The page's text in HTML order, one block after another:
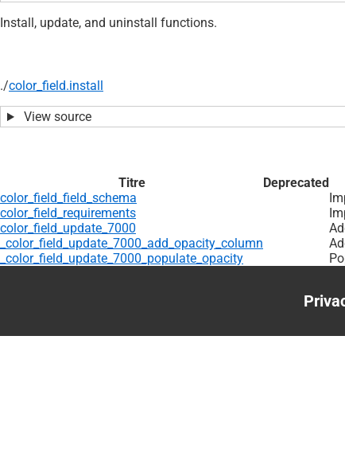
Install, update, and uninstall functions.
./color_field.install
View source
Titre Deprecated
color_field_field_schema
color_field_requirements
color_field_update_7000
_color_field_update_7000_add_opacity_column
_color_field_update_7000_populate_opacity